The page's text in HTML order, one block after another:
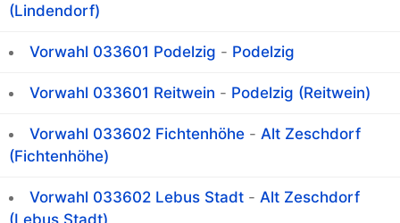
(Lindendorf)
Vorwahl 033601 Podelzig - Podelzig
Vorwahl 033601 Reitwein - Podelzig (Reitwein)
Vorwahl 033602 Fichtenhöhe - Alt Zeschdorf
(Fichtenhöhe)
Vorwahl 033602 Lebus Stadt - Alt Zeschdorf
(Lebus Stadt)